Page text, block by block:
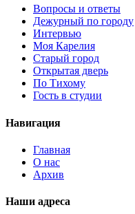
Вопросы и ответы
Дежурный по городу
Интервью
Моя Карелия
Старый город
Открытая дверь
По Тихому
Гость в студии
Навигация
Главная
О нас
Архив
Наши адреса